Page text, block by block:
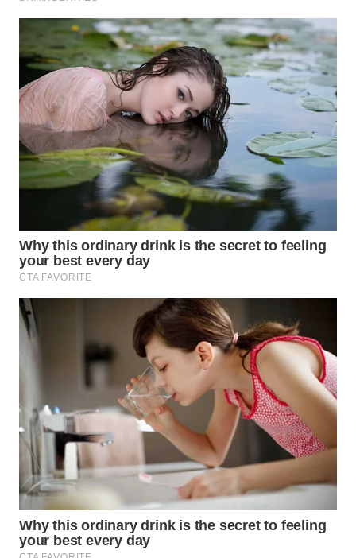
SAMOSIR
WN
PADANG
LAWAS
WN
SUMEDANG
WN
KEPULAUAN
SERIBU
TANGERANG
BINJAI
WN
CIREBON
WN
INDRAMAYU